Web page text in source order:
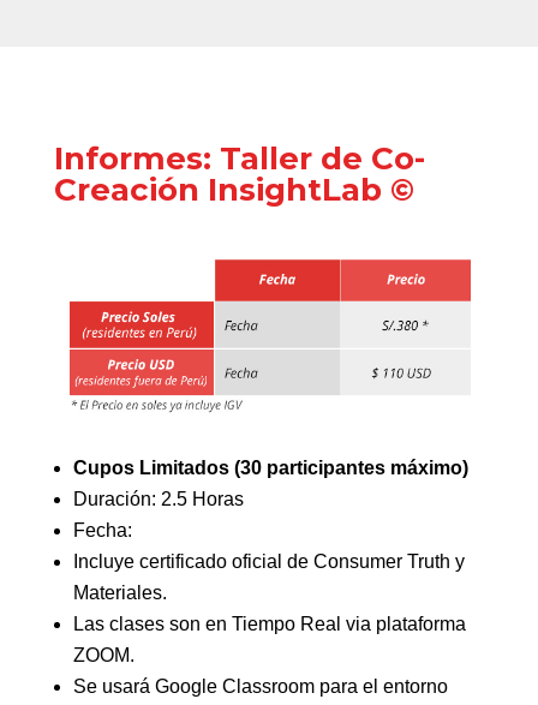
Informes: Taller de Co-
Creación InsightLab ©
Cupos Limitados (30 participantes máximo)
Duración: 2.5 Horas
Fecha:
Incluye certificado oficial de Consumer Truth y
Materiales.
Las clases son en Tiempo Real via plataforma
ZOOM.
Se usará Google Classroom para el entorno